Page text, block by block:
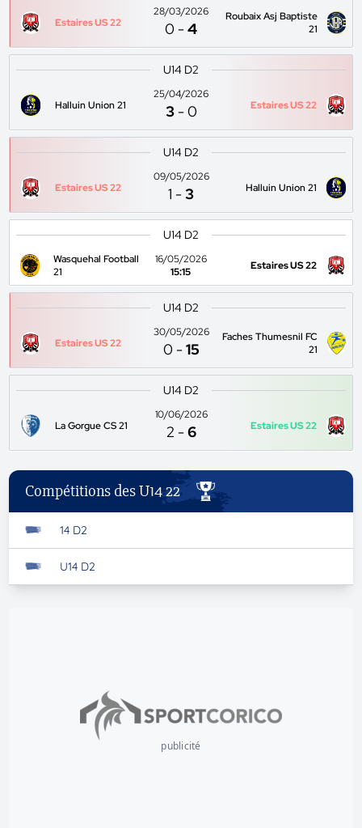
Estaires US 22
28/03/2026
0 -4
Roubaix Asj Baptiste
21
U14 D2
Halluin Union 21
25/04/2026
3 -0 Estaires US 22
U14 D2
Estaires US 22
09/05/2026
1 -3 Halluin Union 21
U14 D2
Wasquehal Football
21
16/05/2026
15:15
Estaires US 22
U14 D2
Estaires US 22
30/05/2026
0 -15
Faches Thumesnil FC
21
U14 D2
La Gorgue CS 21
10/06/2026
2 -6 Estaires US 22
Compétitions des U14 22
14 D2
U14 D2
publicité